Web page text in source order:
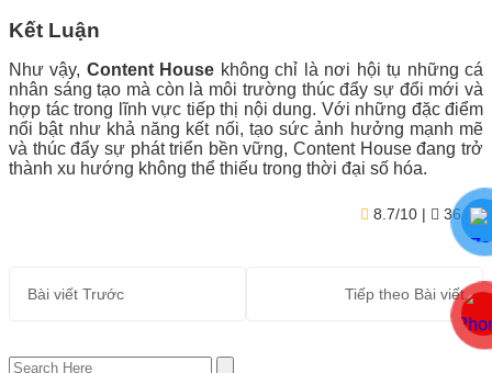
Kết Luận
Như vậy, Content House không chỉ là nơi hội tụ những cá
nhân sáng tạo mà còn là môi trường thúc đẩy sự đổi mới và
hợp tác trong lĩnh vực tiếp thị nội dung. Với những đặc điểm
nổi bật như khả năng kết nối, tạo sức ảnh hưởng mạnh mẽ
và thúc đẩy sự phát triển bền vững, Content House đang trở
thành xu hướng không thể thiếu trong thời đại số hóa.
8.7/10 | ★ 36
Bài viết Trước Tiếp theo Bài viết